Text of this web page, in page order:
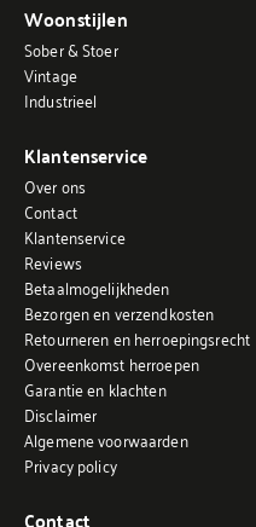
Woonstijlen
Sober & Stoer
Vintage
Industrieel
Klantenservice
Over ons
Contact
Klantenservice
Reviews
Betaalmogelijkheden
Bezorgen en verzendkosten
Retourneren en herroepingsrecht
Overeenkomst herroepen
Garantie en klachten
Disclaimer
Algemene voorwaarden
Privacy policy